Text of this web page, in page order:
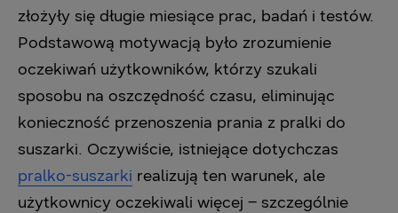
złożyły się długie miesiące prac, badań i testów.
Podstawową motywacją było zrozumienie
oczekiwań użytkowników, którzy szukali
sposobu na oszczędność czasu, eliminując
konieczność przenoszenia prania z pralki do
suszarki. Oczywiście, istniejące dotychczas
pralko-suszarki realizują ten warunek, ale
użytkownicy oczekiwali więcej – szczególnie